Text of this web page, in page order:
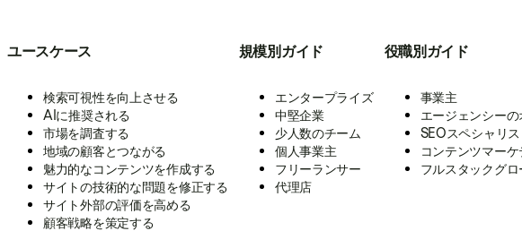
ユースケース
検索可視性を向上させる
AIに推奨される
市場を調査する
地域の顧客とつながる
魅力的なコンテンツを作成する
サイトの技術的な問題を修正する
サイト外部の評価を高める
顧客戦略を策定する
規模別ガイド
エンタープライズ
中堅企業
少人数のチーム
個人事業主
フリーランサー
代理店
役職別ガイド
事業主
エージェンシーの
SEOスペシャリス
コンテンツマー
フルスタックグ